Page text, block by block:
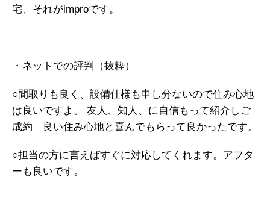
宅、それがimproです。
・ネットでの評判（抜粋）
○間取りも良く、設備仕様も申し分ないので住み心地
は良いですよ。 友人、知人、に自信もって紹介しご
成約 良い住み心地と喜んでもらって良かったです。
○担当の方に言えばすぐに対応してくれます。アフタ
ーも良いです。